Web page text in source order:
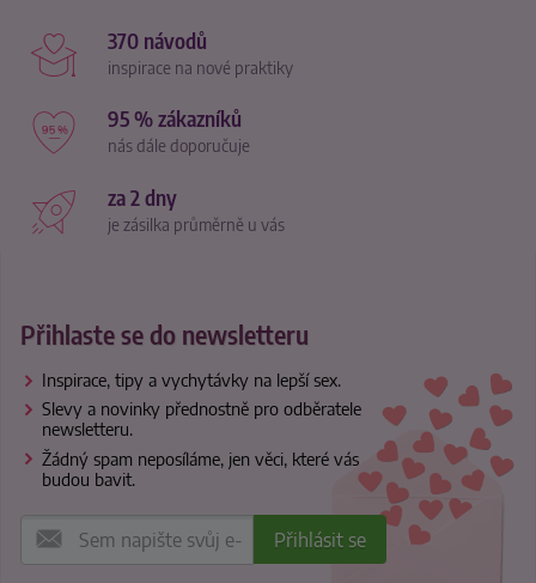
370 návodů
inspirace na nové praktiky
95 % zákazníků
nás dále doporučuje
za 2 dny
je zásilka průměrně u vás
Přihlaste se do newsletteru
Inspirace, tipy a vychytávky na lepší sex.
Slevy a novinky přednostně pro odběratele
newsletteru.
Žádný spam neposíláme, jen věci, které vás
budou bavit.